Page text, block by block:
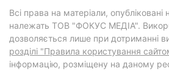
Всі права на матеріали,
належать ТОВ "ФОКУС МЕДІА".
дозволяється лише при дотриманні
розділі "Правила користування
інформацію, розміщену на даному